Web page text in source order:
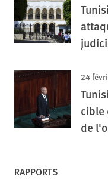
24
cible
de
RAPPORTS